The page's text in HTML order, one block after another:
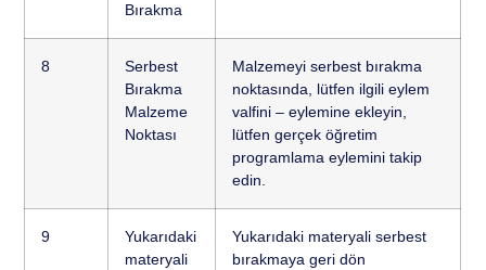
Bırakma
8
Serbest
Bırakma
Malzeme
Noktası
Malzemeyi serbest bırakma
noktasında, lütfen ilgili eylem
valfini – eylemine ekleyin,
lütfen gerçek öğretim
programlama eylemini takip
edin.
9
Yukarıdaki
materyali
Yukarıdaki materyali serbest
bırakmaya geri dön